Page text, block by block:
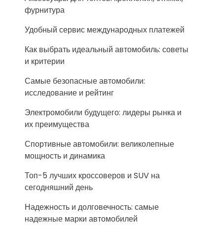
фурнитура
Удобный сервис международных платежей
Как выбрать идеальный автомобиль: советы
и критерии
Самые безопасные автомобили:
исследование и рейтинг
Электромобили будущего: лидеры рынка и
их преимущества
Спортивные автомобили: великолепные
мощность и динамика
Топ-5 лучших кроссоверов и SUV на
сегодняшний день
Надежность и долговечность: самые
надежные марки автомобилей